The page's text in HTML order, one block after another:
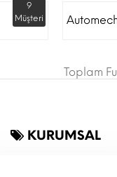
9
Müşteri
Toplam
KURUMSAL